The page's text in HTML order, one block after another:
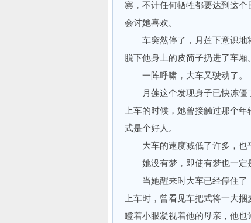
寨，不计任何牺牲都要达到这
会讨她喜欢。
车突然停了，月莲下意识地
脱下他身上的皮简子扔进了车厢。
一阵呼啸，大车又驶动了。
月莲这个发现身子已快冻僵
上车的时候，她曾接触过那个
式是个好人。
大车的速度减低了许多，也平
她没有梦，即使有梦也一定
当她醒来时大车已经停住了
上车时，曾看见车把式将一大
瞪着小眼凝视着他的母亲，他